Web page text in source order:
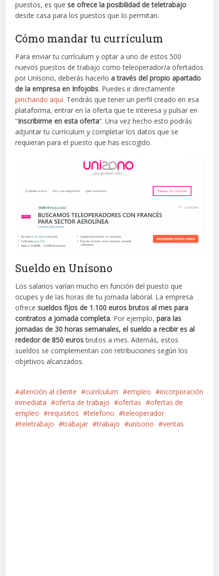
puestos, es que se ofrece la posibilidad de teletrabajo
desde casa para los puestos que lo permitan.
Cómo mandar tu currículum
Para enviar tu currículum y optar a uno de estos 500
nuevos puestos de trabajo como teleoperador/a ofertados
por Unísono, deberás hacerlo a través del propio apartado
de la empresa en Infojobs. Puedes ir directamente
pinchando aquí. Tendrás que tener un perfil creado en esa
plataforma, entrar en la oferta que te interesa y pulsar en
“Inscribirme en esta oferta“. Una vez hecho esto podrás
adjuntar tu currículum y completar los datos que se
requieran para el puesto que has escogido.
Sueldo en Unísono
Los salarios varían mucho en función del puesto que
ocupes y de las horas de tu jornada laboral. La empresa
ofrece sueldos fijos de 1.100 euros brutos al mes para
contratos a jornada completa. Por ejemplo,para las
jornadas de 30 horas semanales, el sueldo a recibir es al
rededor de 850 euros brutos a mes. Además, estos
sueldos se complementan con retribuciones según los
objetivos alcanzados.
atención al cliente currículum empleo
incorporación
inmediata
oferta de trabajo ofertas
ofertas de
empleo
requisitos telefono
teleoperador
teletrabajo
trabajar trabajo unísono ventas